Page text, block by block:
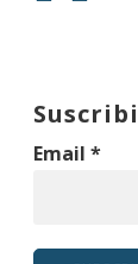
Email*